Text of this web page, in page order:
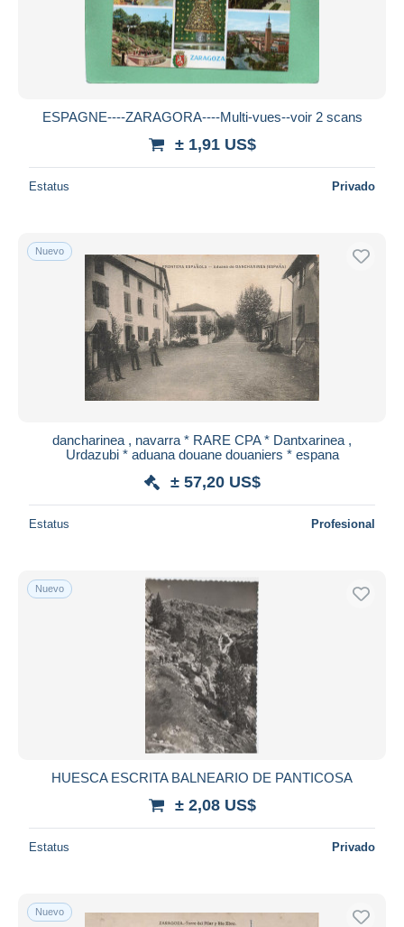
ESPAGNE----ZARAGORA----Multi-vues--voir 2 scans
± 1,91 US$
Estatus Privado
Nuevo
dancharinea , navarra * RARE CPA * Dantxarinea ,
Urdazubi * aduana douane douaniers * espana
± 57,20 US$
Estatus Profesional
Nuevo
HUESCA ESCRITA BALNEARIO DE PANTICOSA
± 2,08 US$
Estatus Privado
Nuevo